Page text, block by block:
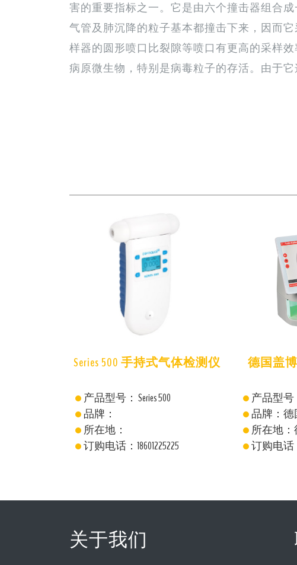
害的重要指标之一。它是由六个撞击器组合
气管及肺沉降的粒子基本都撞击下来，因而
样器的圆形喷口比裂隙等喷口有更高的采样
病原微生物，特别是病毒粒子的存活。由于
Series 500 手持式气体检测仪
产品型号： Series 500
品牌：
所在地：
订购电话：18601225225
德国盖
产品型号
品牌：
所在地：
订购电话
关于我们